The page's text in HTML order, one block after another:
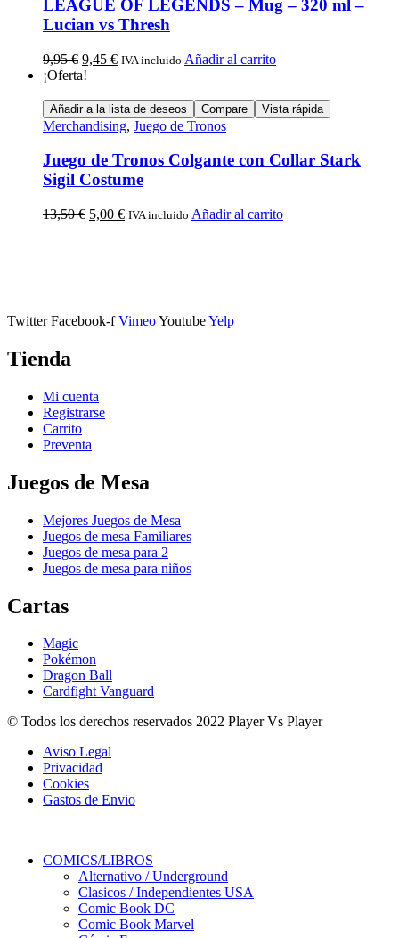
LEAGUE OF LEGENDS – Mug – 320 ml –
Lucian vs Thresh
9,95€ 9,45 € IVA incluido Añadir al carrito
¡Oferta!
Añadir a la lista de deseos Compare Vista rápida
Merchandising, Juego de Tronos
Juego de Tronos Colgante con Collar Stark
Sigil Costume
13,50€ 5,00 € IVA incluido Añadir al carrito
Twitter Facebook-f VimeoYoutubeYelp
Tienda
Mi cuenta
Registrarse
Carrito
Preventa
Juegos de Mesa
Mejores Juegos de Mesa
Juegos de mesa Familiares
Juegos de mesa para 2
Juegos de mesa para niños
Cartas
Magic
Pokémon
Dragon Ball
Cardfight Vanguard
© Todos los derechos reservados 2022 Player Vs Player
Aviso Legal
Privacidad
Cookies
Gastos de Envio
COMICS/LIBROS
Alternativo / Underground
Clasicos / Independientes USA
Comic Book DC
Comic Book Marvel